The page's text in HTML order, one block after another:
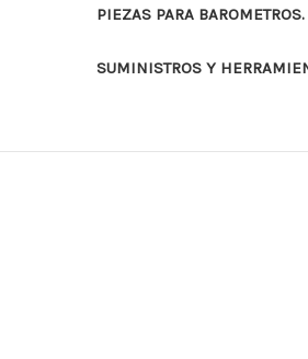
PIEZAS PARA
SUMINISTROS Y